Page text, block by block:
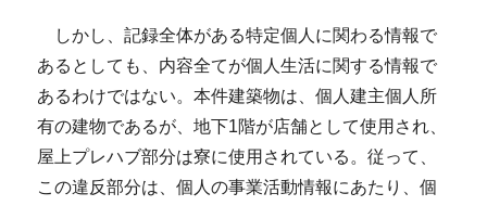
しかし、記録全体がある特定個人に関わる情報で
あるとしても、内容全てが個人生活に関する情報で
あるわけではない。本件建築物は、個人建主個人所
有の建物であるが、地下1階が店舗として使用され、
屋上プレハブ部分は寮に使用されている。従って、
この違反部分は、個人の事業活動情報にあたり、個